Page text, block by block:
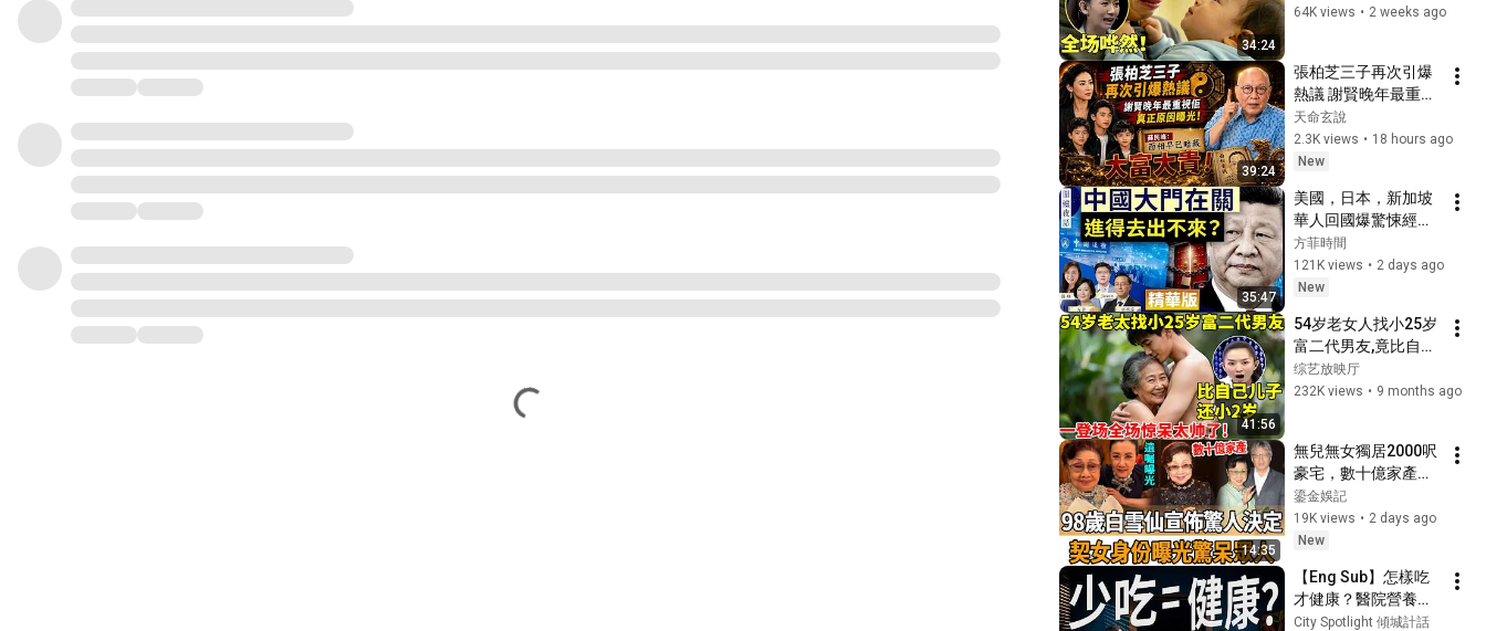
34:24
通电话女孩的说法让
64K views • 2 weeks ago
39:24
張柏芝三子再次引爆
熱議 謝賢晚年最重視
佢真正原因曝光!蘇民
峰 面相早已暗藏大富
大貴!
天命玄說
2.3K views • 18 hours ago
New
35:47
美國，日本，新加坡
華人回國爆驚悚經
歷！ 中共出入境新規
已經開始實行？【圍
爐夜話精華版】唐靖
方菲時間
121K views • 2 days ago
New
41:56
54岁老女人找小25岁
富二代男友,竟比自己
儿子还小2岁,一登场
全场惊呆,王芳直呼:太
综艺放映厅
232K views • 9 months ago
14:35
無兒無女獨居2000呎
豪宅，數十億家產後
繼無人，98歲白雪仙
宣佈驚人決定，契女
身份曝光驚呆眾人
鎏金娛記
19K views • 2 days ago
New
【Eng Sub】怎樣吃
才健康？醫院營養師
破解長者最常見飲食
City Spotlight 傾城計話